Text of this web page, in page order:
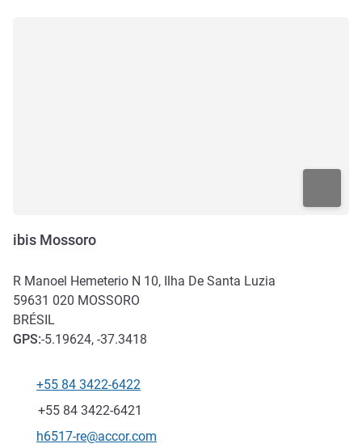
ibis Mossoro
R Manoel Hemeterio N 10, Ilha De Santa Luzia
59631 020 MOSSORO
BRÉSIL
GPS:-5.19624, -37.3418
Téléphone
+55 84 3422-6422
Fax
+55 84 3422-6421
Email de contact
h6517-re@accor.com